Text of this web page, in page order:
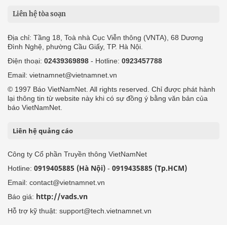
Liên hệ tòa soạn
Địa chỉ: Tầng 18, Toà nhà Cục Viễn thông (VNTA), 68 Dương
Đình Nghệ, phường Cầu Giấy, TP. Hà Nội.
Điện thoại: 02439369898 - Hotline: 0923457788
Email: vietnamnet@vietnamnet.vn
© 1997 Báo VietNamNet. All rights reserved. Chỉ được phát hành
lại thông tin từ website này khi có sự đồng ý bằng văn bản của
báo VietNamNet.
Liên hệ quảng cáo
Công ty Cổ phần Truyền thông VietNamNet
Hotline: 0919405885 (Hà Nội) - 0919435885 (Tp.HCM)
Email: contact@vietnamnet.vn
Báo giá: http://vads.vn
Hỗ trợ kỹ thuật: support@tech.vietnamnet.vn